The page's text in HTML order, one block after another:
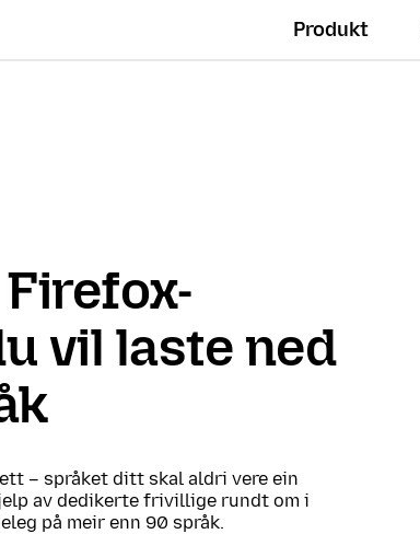
Produkt
vil laste ned
– språket ditt skal aldri vere ein
av dedikerte frivillige rundt om i
på meir enn 90 språk.